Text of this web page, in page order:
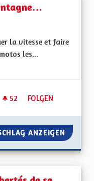
la vitesse et faire
les...
52 52 FOLLOWER
FOLGEN
NUISANCES
ANZEIGEN